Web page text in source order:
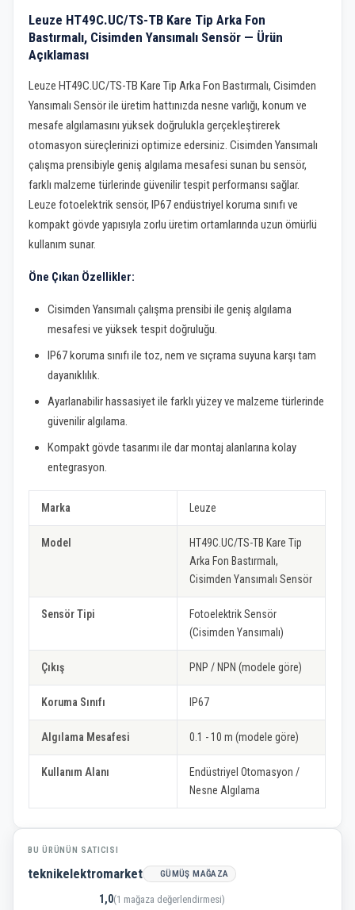
Leuze HT49C.UC/TS-TB Kare Tip Arka Fon
Bastırmalı, Cisimden Yansımalı Sensör — Ürün
Açıklaması
Leuze HT49C.UC/TS-TB Kare Tip Arka Fon Bastırmalı, Cisimden
Yansımalı Sensör ile üretim hattınızda nesne varlığı, konum ve
mesafe algılamasını yüksek doğrulukla gerçekleştirerek
otomasyon süreçlerinizi optimize edersiniz. Cisimden Yansımalı
çalışma prensibiyle geniş algılama mesafesi sunan bu sensör,
farklı malzeme türlerinde güvenilir tespit performansı sağlar.
Leuze fotoelektrik sensör, IP67 endüstriyel koruma sınıfı ve
kompakt gövde yapısıyla zorlu üretim ortamlarında uzun ömürlü
kullanım sunar.
Öne Çıkan Özellikler:
Cisimden Yansımalı çalışma prensibi ile geniş algılama
mesafesi ve yüksek tespit doğruluğu.
IP67 koruma sınıfı ile toz, nem ve sıçrama suyuna karşı tam
dayanıklılık.
Ayarlanabilir hassasiyet ile farklı yüzey ve malzeme türlerinde
güvenilir algılama.
Kompakt gövde tasarımı ile dar montaj alanlarına kolay
entegrasyon.
Marka Leuze
Model
HT49C.UC/TS-TB Kare Tip
Arka Fon Bastırmalı,
Cisimden Yansımalı Sensör
Sensör Tipi
Fotoelektrik Sensör
(Cisimden Yansımalı)
Çıkış PNP / NPN (modele göre)
Koruma Sınıfı IP67
Algılama Mesafesi 0.1 - 10 m (modele göre)
Kullanım Alanı
Endüstriyel Otomasyon /
Nesne Algılama
BU ÜRÜNÜN SATICISI
teknikelektromarket GÜMÜŞ MAĞAZA
1,0(1 mağaza değerlendirmesi)